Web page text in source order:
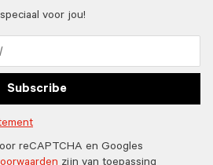
voor jou!
Subscribe
reCAPTCHA en Googles